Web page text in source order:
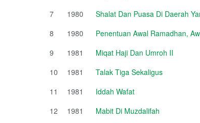
7
1980
Shalat Dan Puasa Di Daerah
8
1980
Penentuan Awal Ramadhan,
9
1981
Miqat Haji Dan Umroh II
10
1981
Talak Tiga Sekaligus
11
1981
Iddah Wafat
12
1981
Mabit Di Muzdalifah